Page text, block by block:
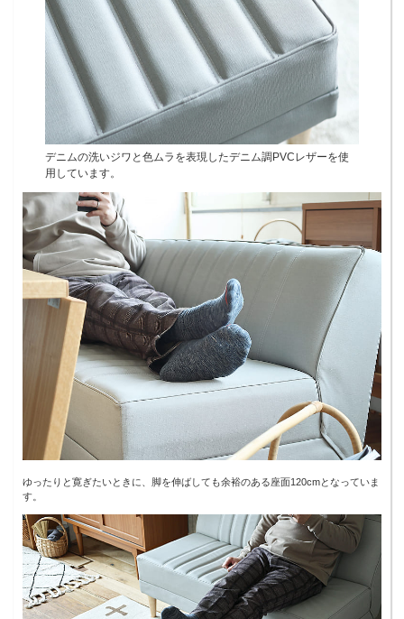
デニムの洗いジワと色ムラを表現したデニム調PVCレザーを使
用しています。
ゆったりと寛ぎたいときに、脚を伸ばしても余裕のある座面120cmとなっていま
す。